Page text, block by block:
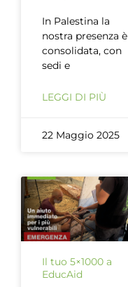
In Palestina la
nostra presenza è
consolidata, con
sedi e
LEGGI DI PIÙ
22 Maggio 2025
Il tuo 5×1000 a
EducAid